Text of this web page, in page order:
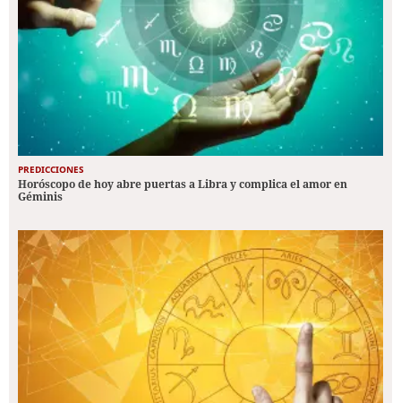
PREDICCIONES
Horóscopo de hoy abre puertas a Libra y complica el amor en
Géminis